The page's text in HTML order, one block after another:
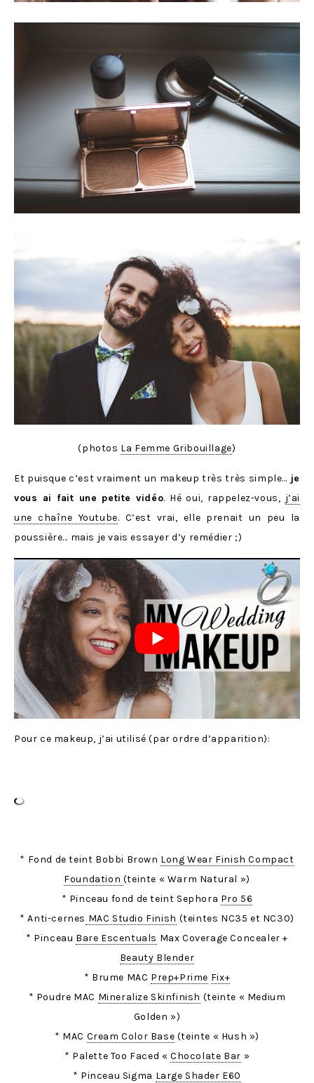
(photos La Femme Gribouillage)
Et puisque c’est vraiment un makeup très très simple… je
vous ai fait une petite vidéo. Hé oui, rappelez-vous, j’ai
une chaîne Youtube. C’est vrai, elle prenait un peu la
poussière… mais je vais essayer d’y remédier ;)
Pour ce makeup, j’ai utilisé (par ordre d’apparition):
* Fond de teint Bobbi Brown Long Wear Finish Compact
Foundation (teinte « Warm Natural »)
* Pinceau fond de teint Sephora Pro 56
* Anti-cernes MAC Studio Finish (teintes NC35 et NC30)
* Pinceau Bare Escentuals Max Coverage Concealer +
Beauty Blender
* Brume MAC Prep+Prime Fix+
* Poudre MAC Mineralize Skinfinish (teinte « Medium
Golden »)
* MAC Cream Color Base (teinte « Hush »)
* Palette Too Faced «Chocolate Bar »
* Pinceau Sigma Large Shader E60